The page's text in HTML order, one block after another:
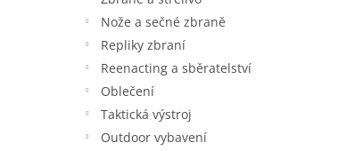
Nože a sečné zbraně
Repliky zbraní
Reenacting a sběratelství
Oblečení
Taktická výstroj
Outdoor vybavení